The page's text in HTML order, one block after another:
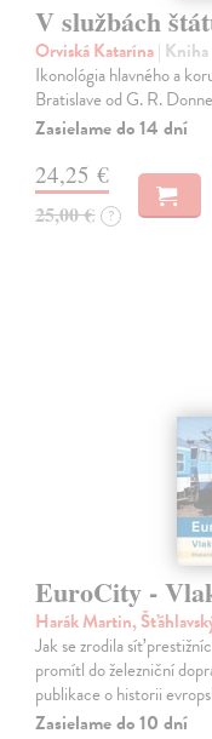
V službách
Orviská Katarína| Kniha
Ikonológia hlavného a
Bratislave od G. R.
Zasielame do 14 dní
24,25 €
25,00 € ?
EuroCity -
Harák Martin,
Jak se zrodila síť
promítl do železniční
publikace o historii
Zasielame do 10 dní